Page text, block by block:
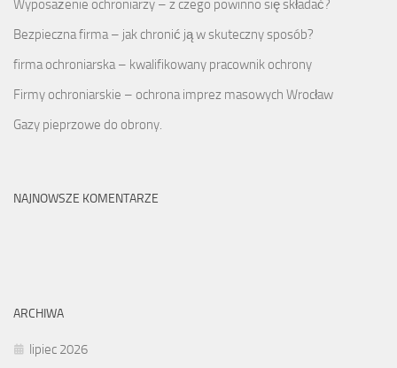
Wyposażenie ochroniarzy – z czego powinno się składać?
Bezpieczna firma – jak chronić ją w skuteczny sposób?
firma ochroniarska – kwalifikowany pracownik ochrony
Firmy ochroniarskie – ochrona imprez masowych Wrocław
Gazy pieprzowe do obrony.
NAJNOWSZE KOMENTARZE
ARCHIWA
lipiec 2026